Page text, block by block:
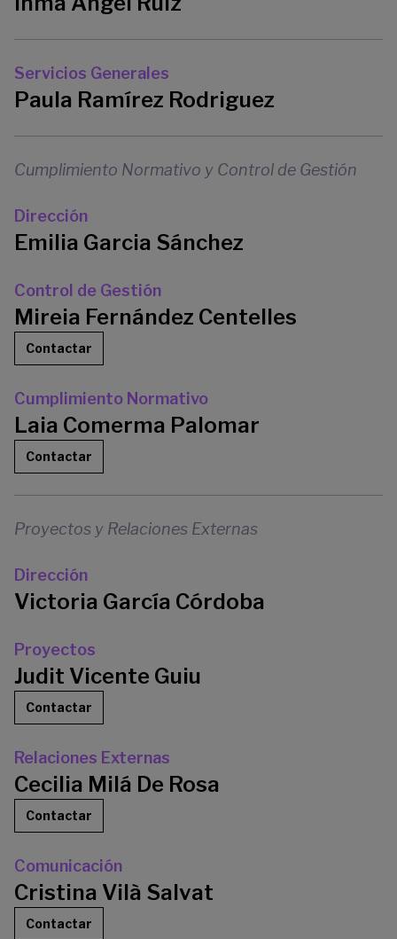
Servicios Generales
Paula Ramírez Rodriguez
Cumplimiento Normativo y Control de Gestión
Dirección
Emilia Garcia Sánchez
Control de Gestión
Mireia Fernández Centelles
Contactar
Cumplimiento Normativo
Laia Comerma Palomar
Contactar
Proyectos y Relaciones Externas
Dirección
Victoria García Córdoba
Proyectos
Judit Vicente Guiu
Contactar
Relaciones Externas
Cecilia Milá De Rosa
Contactar
Comunicación
Cristina Vilà Salvat
Contactar